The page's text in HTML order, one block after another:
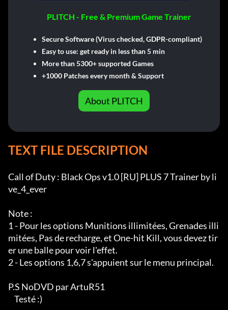
PLITCH - Free & Premium Game Trainer
Secure Software (Virus checked, GDPR-compliant)
Easy to use: get ready in less than 5 min
More than 5300+ supported Games
+1000 Patches every month & Support
About PLITCH
TEXT FILE DESCRIPTION
Call of Duty : Black Ops v1.0 [RU] PLUS 7 Trainer by li
ve_4_ever
Note :
1 - Pour les options Munitions illimitées, Grenades illi
mitées, Pas de recharge, et One-hit Kill, vous devez tir
er une balle pour voir l'effet.
2 - Les options 1,6,7 s'appuient sur le menu principal.
P.S NoDVD par ArtuR51